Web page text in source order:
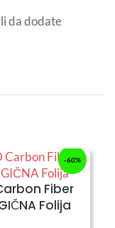
da dodate
-60%
Fiber
Folija